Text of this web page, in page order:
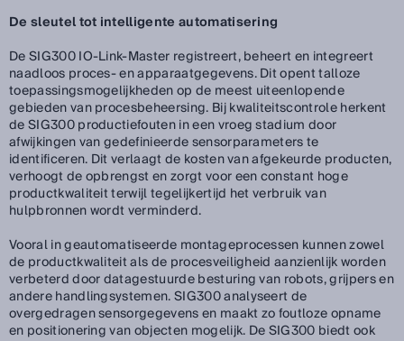
De sleutel tot intelligente automatisering
De SIG300 IO-Link-Master registreert, beheert en integreert
naadloos proces- en apparaatgegevens. Dit opent talloze
toepassingsmogelijkheden op de meest uiteenlopende
gebieden van procesbeheersing. Bij kwaliteitscontrole herkent
de SIG300 productiefouten in een vroeg stadium door
afwijkingen van gedefinieerde sensorparameters te
identificeren. Dit verlaagt de kosten van afgekeurde producten,
verhoogt de opbrengst en zorgt voor een constant hoge
productkwaliteit terwijl tegelijkertijd het verbruik van
hulpbronnen wordt verminderd.
Vooral in geautomatiseerde montageprocessen kunnen zowel
de productkwaliteit als de procesveiligheid aanzienlijk worden
verbeterd door datagestuurde besturing van robots, grijpers en
andere handlingsystemen. SIG300 analyseert de
overgedragen sensorgegevens en maakt zo foutloze opname
en positionering van objecten mogelijk. De SIG300 biedt ook